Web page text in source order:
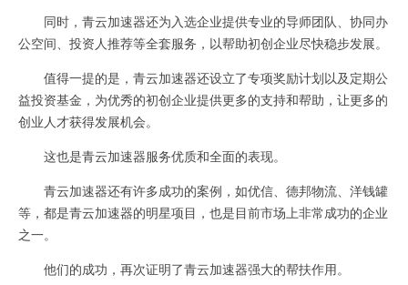
同时，青云加速器还为入选企业提供专业的导师团队、协同办
公空间、投资人推荐等全套服务，以帮助初创企业尽快稳步发展。
值得一提的是，青云加速器还设立了专项奖励计划以及定期公
益投资基金，为优秀的初创企业提供更多的支持和帮助，让更多的
创业人才获得发展机会。
这也是青云加速器服务优质和全面的表现。
青云加速器还有许多成功的案例，如优信、德邦物流、洋钱罐
等，都是青云加速器的明星项目，也是目前市场上非常成功的企业
之一。
他们的成功，再次证明了青云加速器强大的帮扶作用。